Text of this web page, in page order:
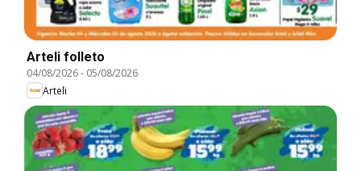
Arteli folleto
04/08/2026- 05/08/2026
Arteli